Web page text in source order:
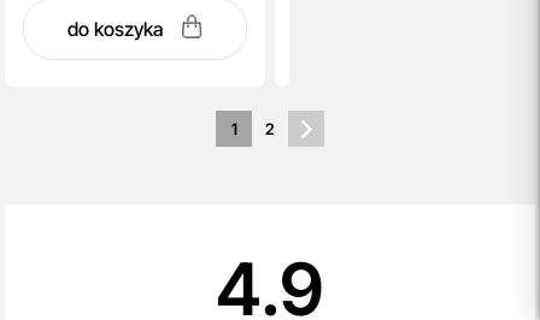
do koszyka
1 2
4.9